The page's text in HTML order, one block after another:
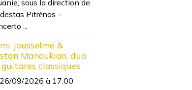
sous la direction de
Pitrėnas –
...
Jousselme &
Manoukian, duo
classiques
09/2026 à 17:00